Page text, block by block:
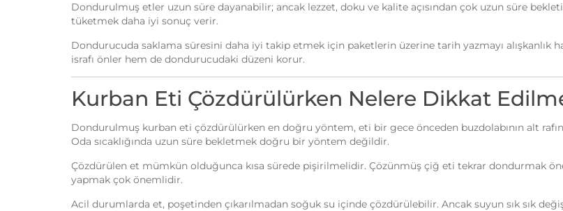
Dondurulmuş etler uzun süre dayanabilir; ancak lezzet, doku ve kalite açısından çok uzun süre
tüketmek daha iyi sonuç verir.
Dondurucuda saklama süresini daha iyi takip etmek için paketlerin üzerine tarih yazmayı
israfı önler hem de dondurucudaki düzeni korur.
Kurban Eti Çözdürülürken Nelere Dikkat
Dondurulmuş kurban eti çözdürülürken en doğru yöntem, eti bir gece önceden buzdolabının alt
Oda sıcaklığında uzun süre bekletmek doğru bir yöntem değildir.
Çözdürülen et mümkün olduğunca kısa sürede pişirilmelidir. Çözünmüş çiğ eti tekrar dondurmak
yapmak çok önemlidir.
Acil durumlarda et, poşetinden çıkarılmadan soğuk su içinde çözdürülebilir. Ancak suyun sık sık